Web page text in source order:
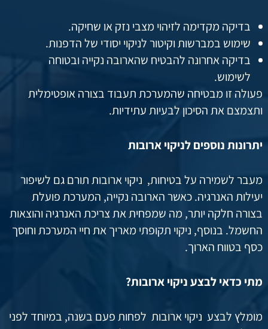
בדיקה מקדימה לזיהוי מצבי נזק או שחיקה.
שימוש במברשות וקיטור לניקוי יסודי של הדפנות.
בדיקה אחרונה להבטיח שהארובה נקייה ובטוחה
לשימוש.
פעולה זו מבטיחה שהמערכת תעבוד בצורה אופטימלית
ותצמצם את הסיכון לבעיות עתידיות.
יתרונות נוספים לניקוי ארובות
מעבר לשמירה על בטיחות, ניקוי ארובות תורם גם לשיפור
יעילות האנרגיה. כאשר הארובה נקייה, המערכת פועלת
בצורה חלקה יותר, מה שמפחית את צריכת האנרגיה והוצאות
החשמל. בנוסף, ניקוי תקופתי מאריך את חיי המערכת וחוסך
כסף בטווח הארוך.
מתי כדאי לבצע ניקוי ארובות?
מומלץ לבצע ניקוי ארובות לפחות פעם בשנה, במיוחד לפני